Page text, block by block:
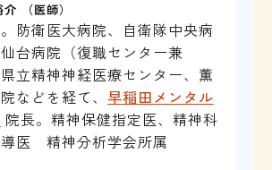
（医師）
防衛医大病院、自衛隊中央病
台病院（復職センター兼
立精神神経医療センター、薫
などを経て、 早稲田メンタル
院長。精神保健指定医、精神科
医 精神分析学会所属